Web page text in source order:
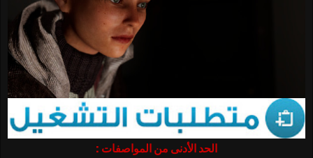
الحد الأدنى من المواصفات :